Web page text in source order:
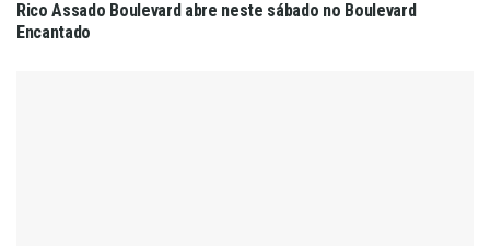
Rico Assado Boulevard abre neste sábado no Boulevard
Encantado